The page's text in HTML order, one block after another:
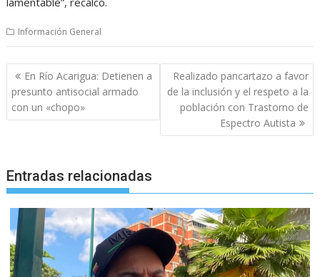
Información General
Navegación
de
entradas
En Río Acarigua: Detienen a
presunto antisocial armado
con un «chopo»
Realizado pancartazo a favor
de la inclusión y el respeto a la
población con Trastorno de
Espectro Autista
Entradas relacionadas